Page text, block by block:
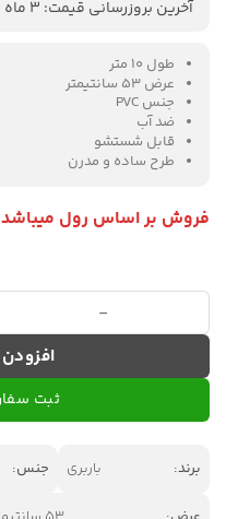
آخرین بروزرسانی قیمت: 3 ماه پیش
طول 10 متر
عرض 53 سانتیمتر
جنس PVC
ضد آب
قابل شستشو
طرح ساده و مدرن
فروش بر اساس رول میباشد
آلبوم کاغذ دیواری باربِری کد 46105 عدد
ثبت
برند: باربری جنس: